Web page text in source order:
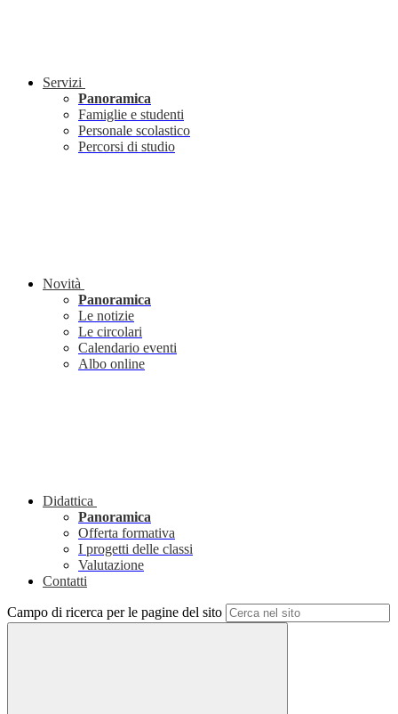
Servizi
Panoramica
Famiglie e studenti
Personale scolastico
Percorsi di studio
Novità
Panoramica
Le notizie
Le circolari
Calendario eventi
Albo online
Didattica
Panoramica
Offerta formativa
I progetti delle classi
Valutazione
Contatti
Campo di ricerca per le pagine del sito